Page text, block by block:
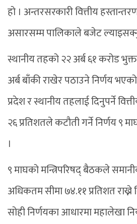
हो । अन्तरसरकारी वित्तीय
असारसम्म पालिकाले बजेट
स्थानीय तहको २२ अर्ब ६१ करोड
अर्ब बाँकी राखेर पठाउने निर्णय
प्रदेश र स्थानीय तहलाई दिनुपर्ने
२६ प्रतिशतले कटौती गर्ने निर्णय ९
।
९ माघको मन्त्रिपरिषद् बैठकले
अधिकतम सीमा ७४.११ प्रतिशत राख्ने
सोही निर्णयका आधारमा महालेखा